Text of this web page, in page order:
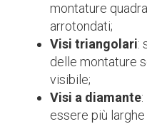
montature
arrotondati;
Visi triangolari:
delle montature
visibile;
Visi a diamante
essere più